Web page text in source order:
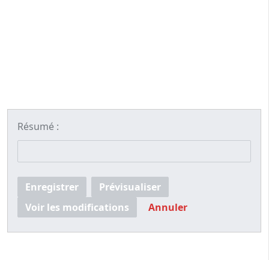
Résumé :
Enregistrer
Prévisualiser
Voir les modifications
Annuler